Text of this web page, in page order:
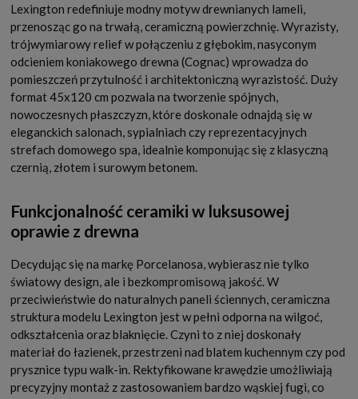
Lexington redefiniuje modny motyw drewnianych lameli,
przenosząc go na trwałą, ceramiczną powierzchnię. Wyrazisty,
trójwymiarowy relief w połączeniu z głębokim, nasyconym
odcieniem koniakowego drewna (Cognac) wprowadza do
pomieszczeń przytulność i architektoniczną wyrazistość. Duży
format 45x120 cm pozwala na tworzenie spójnych,
nowoczesnych płaszczyzn, które doskonale odnajdą się w
eleganckich salonach, sypialniach czy reprezentacyjnych
strefach domowego spa, idealnie komponując się z klasyczną
czernią, złotem i surowym betonem.
Funkcjonalność ceramiki w luksusowej
oprawie z drewna
Decydując się na markę Porcelanosa, wybierasz nie tylko
światowy design, ale i bezkompromisową jakość. W
przeciwieństwie do naturalnych paneli ściennych, ceramiczna
struktura modelu Lexington jest w pełni odporna na wilgoć,
odkształcenia oraz blaknięcie. Czyni to z niej doskonały
materiał do łazienek, przestrzeni nad blatem kuchennym czy pod
prysznice typu walk-in. Rektyfikowane krawędzie umożliwiają
precyzyjny montaż z zastosowaniem bardzo wąskiej fugi, co